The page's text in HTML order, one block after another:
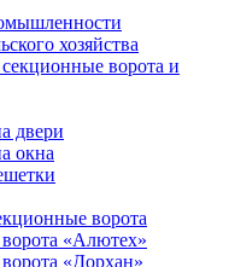
хозяйства
ворота и
двери
окна
ворота
«Алютех»
«Дорхан»